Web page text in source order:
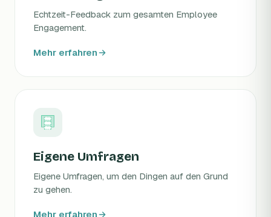
Echtzeit-Feedback zum gesamten Employee
Engagement.
Mehr erfahren
Eigene Umfragen
Eigene Umfragen, um den Dingen auf den Grund
zu gehen.
Mehr erfahren